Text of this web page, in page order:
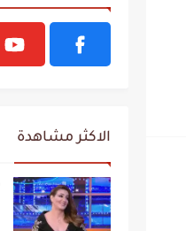
الاكثر مشاهدة